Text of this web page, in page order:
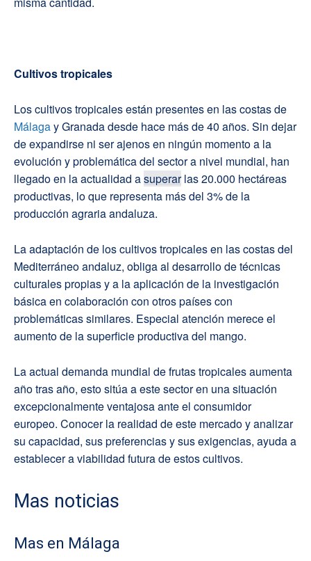
Cultivos tropicales
Los cultivos tropicales están presentes en las costas de
Málagay Granada desde hace más de 40 años. Sin dejar
de expandirse ni ser ajenos en ningún momento a la
evolución y problemática del sector a nivel mundial, han
llegado en la actualidad asuperarlas 20.000 hectáreas
productivas, lo que representa más del 3% de la
producción agraria andaluza.
La adaptación de los cultivos tropicales en las costas del
Mediterráneo andaluz, obliga al desarrollo de técnicas
culturales propias y a la aplicación de la investigación
básica en colaboración con otros países con
problemáticas similares. Especial atención merece el
aumento de la superficie productiva del mango.
La actual demanda mundial de frutas tropicales aumenta
año tras año, esto sitúa a este sector en una situación
excepcionalmente ventajosa ante el consumidor
europeo. Conocer la realidad de este mercado y analizar
su capacidad, sus preferencias y sus exigencias, ayuda a
establecer a viabilidad futura de estos cultivos.
Mas noticias
Mas en Málaga